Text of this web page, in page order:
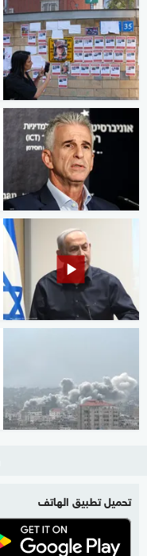
تحميل تطبيق الهاتف